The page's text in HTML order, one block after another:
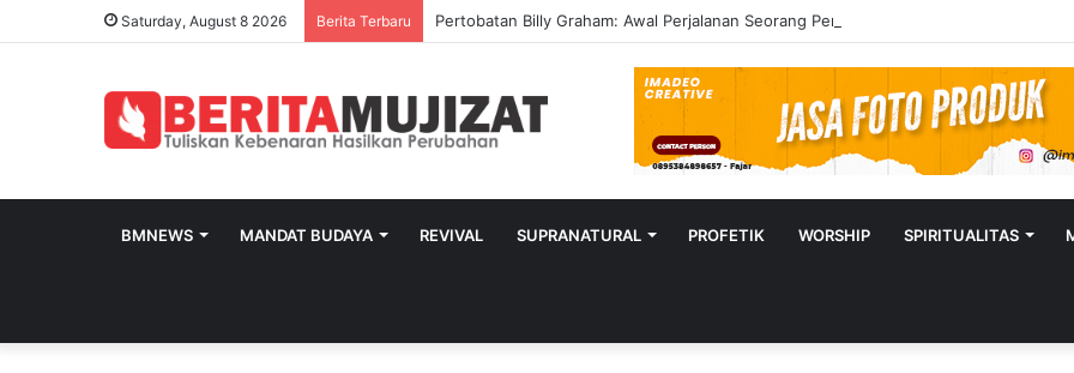
Saturday, August 8 2026 Berita Terbaru Pertobatan Billy Graham: Awal Perjalanan Seorang Penginjil Dunia
BMNEWS MANDAT BUDAYA REVIVAL SUPRANATURAL PROFETIK WORSHIP SPIRITUALITAS